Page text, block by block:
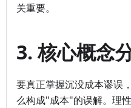
关重要。
3. 核心概念
要真正掌握沉没成本谬误
么构成"成本"的误解。理